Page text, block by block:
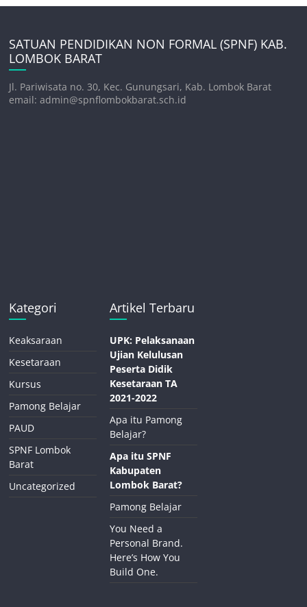
SATUAN PENDIDIKAN NON FORMAL (SPNF) KAB.
LOMBOK BARAT
Jl. Pariwisata no. 30, Kec. Gunungsari, Kab. Lombok Barat
email: admin@spnflombokbarat.sch.id
Kategori
Keaksaraan
Kesetaraan
Kursus
Pamong Belajar
PAUD
SPNF Lombok
Barat
Uncategorized
Artikel Terbaru
UPK: Pelaksanaan
Ujian Kelulusan
Peserta Didik
Kesetaraan TA
2021-2022
Apa itu Pamong
Belajar?
Apa itu SPNF
Kabupaten
Lombok Barat?
Pamong Belajar
You Need a
Personal Brand.
Here’s How You
Build One.